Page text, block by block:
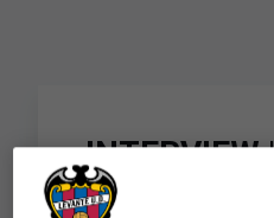
INTERVIEW
"The match